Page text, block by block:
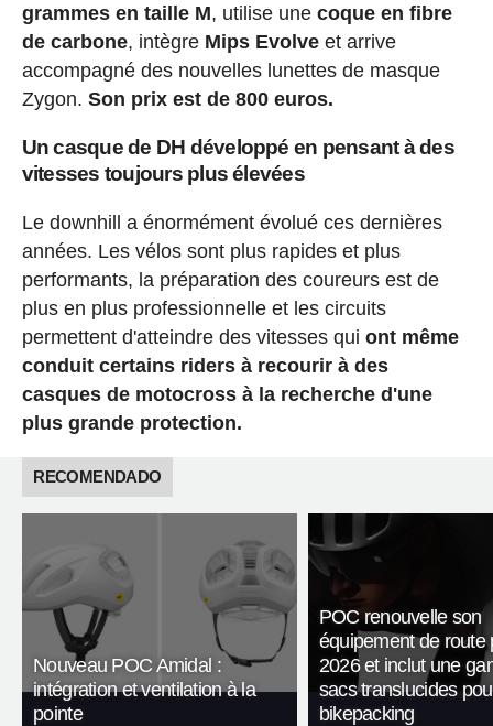
grammes en taille M, utilise une coque en fibre
de carbone, intègre Mips Evolveet arrive
accompagné des nouvelles lunettes de masque
Zygon. Son prix est de 800 euros.
Un casque de DH développé en pensant à des
vitesses toujours plus élevées
Le downhill a énormément évolué ces dernières
années. Les vélos sont plus rapides et plus
performants, la préparation des coureurs est de
plus en plus professionnelle et les circuits
permettent d'atteindre des vitesses qui ont même
conduit certains riders à recourir à des
casques de motocross à la recherche d'une
plus grande protection.
RECOMENDADO
Nouveau POC Amidal :
intégration et ventilation à la
pointe
POC renouvelle son
équipement de route
2026 et inclut une
sacs translucides
bikepacking